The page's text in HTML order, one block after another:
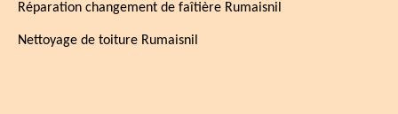
Réparation changement de faîtière Rumaisnil
Nettoyage de toiture Rumaisnil